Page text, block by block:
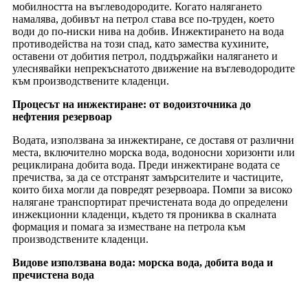
мобилността на въглеводородите. Когато налягането
намалява, добивът на петрол става все по-труден, което
води до по-ниски нива на добив. Инжектирането на вода
противодейства на този спад, като замества кухините,
оставени от добития петрол, поддържайки налягането и
улеснявайки непрекъснатото движение на въглеводородите
към производствените кладенци.
Процесът на инжектиране: от водоизточника до
нефтения резервоар
Водата, използвана за инжектиране, се доставя от различни
места, включително морска вода, водоносни хоризонти или
рециклирана добита вода. Преди инжектиране водата се
пречиства, за да се отстранят замърсителите и частиците,
които биха могли да повредят резервоара. Помпи за високо
налягане транспортират пречистената вода до определени
инжекционни кладенци, където тя прониква в скалната
формация и помага за изместване на петрола към
производствените кладенци.
Видове използвана вода: морска вода, добита вода и
пречистена вода